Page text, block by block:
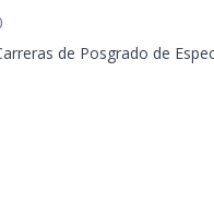
de Posgrado de